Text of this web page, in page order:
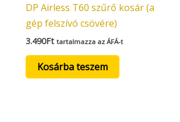
DP Airless T60 szűrő kosár (a
gép felszívó csövére)
3.490Ft tartalmazza az ÁFÁ-t
Kosárba teszem